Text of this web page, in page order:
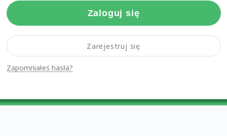
Zaloguj się
Zapomniałeś hasła?
Zarejestruj się